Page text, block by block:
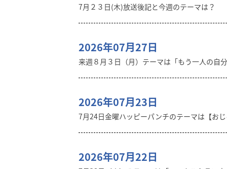
7月２３日(木)放送後記と今週のテーマは？
2026年07月27日
来週８月３日（月）テーマは「もう一人の自分
2026年07月23日
7月24日金曜ハッピーパンチのテーマは【お
2026年07月22日